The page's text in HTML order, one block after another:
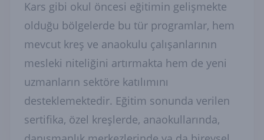
Kars gibi okul öncesi eğitimin gelişmekte
olduğu bölgelerde bu tür programlar, hem
mevcut kreş ve anaokulu çalışanlarının
mesleki niteliğini artırmakta hem de yeni
uzmanların sektöre katılımını
desteklemektedir. Eğitim sonunda verilen
sertifika, özel kreşlerde, anaokullarında,